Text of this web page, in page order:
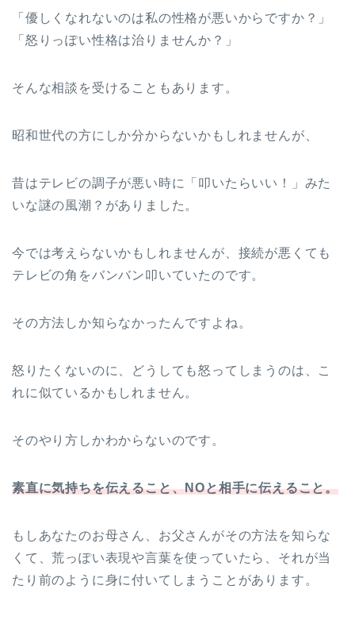
「優しくなれないのは私の性格が悪いからですか？」
「怒りっぽい性格は治りませんか？」
そんな相談を受けることもあります。
昭和世代の方にしか分からないかもしれませんが、
昔はテレビの調子が悪い時に「叩いたらいい！」みた
いな謎の風潮？がありました。
今では考えらないかもしれませんが、接続が悪くても
テレビの角をバンバン叩いていたのです。
その方法しか知らなかったんですよね。
怒りたくないのに、どうしても怒ってしまうのは、こ
れに似ているかもしれません。
そのやり方しかわからないのです。
素直に気持ちを伝えること、NOと相手に伝えること。
もしあなたのお母さん、お父さんがその方法を知らな
くて、荒っぽい表現や言葉を使っていたら、それが当
たり前のように身に付いてしまうことがあります。